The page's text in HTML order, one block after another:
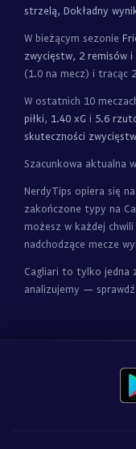
strzelą, Dokładny
W bieżącym sezonie
zwycięstw, 2 remisów i
(1.0 na mecz) i tracąc
W ostatnich 10
piłki, 1.40 xG i 5.6
skuteczności zwycięstw
Szacunkowa aktualna
NerdyTips opiera się na
zakończone typy na
możesz w każdej
nadchodzące mecze
Cagliari to tylko jedna
analizujemy — sprawdź